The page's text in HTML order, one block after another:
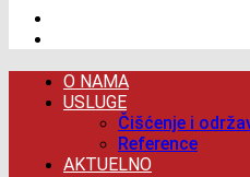
O NAMA
USLUGE
Čišćenje i
Reference
AKTUELNO